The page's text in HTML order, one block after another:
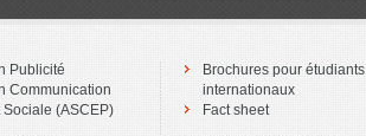
Publicité
Communication
(ASCEP)
Brochures pour étudiants
internationaux
Fact sheet